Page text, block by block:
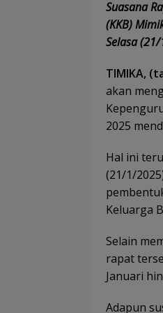
Suasana
(KKB)
Selasa
TIMIKA,
akan
2025
Hal ini
(21/1/
Keluarga
Selain
rapat
Januari
Adapun